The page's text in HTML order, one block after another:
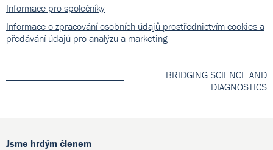
Informace pro společníky
Informace o zpracování osobních údajů prostřednictvím cookies a
předávání údajů pro analýzu a marketing
BRIDGING SCIENCE AND
DIAGNOSTICS
Jsme hrdým členem